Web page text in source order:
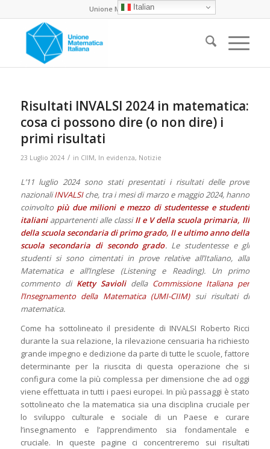
Unione Matematica Italiana
Risultati INVALSI 2024 in matematica:
cosa ci possono dire (o non dire) i
primi risultati
23 Luglio 2024 / in CIIM, In evidenza, Notizie
L’11 luglio 2024 sono stati presentati i risultati delle prove
nazionaliINVALSIche, tra i mesi di marzo e maggio 2024, hanno
coinvoltopiù due milioni e mezzo di studentesse e studenti
italianiappartenenti alle classiII e V della scuola primaria, III
della scuola secondaria di primo grado, II e ultimo anno della
scuola secondaria di secondo grado. Le studentesse e gli
studenti si sono cimentati in prove relative all’Italiano, alla
Matematica e all’Inglese (Listening e Reading). Un primo
commento di Ketty SaviolidellaCommissione Italiana per
l’Insegnamento della Matematica (UMI-CIIM)sui risultati di
matematica.
Come ha sottolineato il presidente di INVALSI Roberto Ricci
durante la sua relazione, la rilevazione censuaria ha richiesto
grande impegno e dedizione da parte di tutte le scuole, fattore
determinante per la riuscita di questa operazione che si
configura come la più complessa per dimensione che ad oggi
viene effettuata in tutti i paesi europei. In più passaggi è stato
sottolineato che la matematica sia una disciplina cruciale per
lo sviluppo culturale e sociale di un Paese e curare
l’insegnamento e l’apprendimento sia fondamentale e
cruciale. In queste pagine ci concentreremo sui risultati
Italian